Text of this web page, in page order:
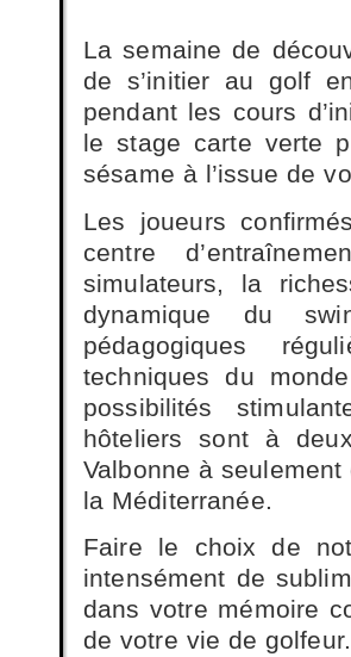
La semaine de
de s’initier au golf
pendant les cours
le stage carte verte
sésame à l’issue de
Les joueurs
centre
simulateurs, la
dynamique du
pédagogiques
techniques du
possibilités
hôteliers sont à
Valbonne à
la Méditerranée.
Faire le choix de
intensément de
dans votre mémoire
de votre vie de